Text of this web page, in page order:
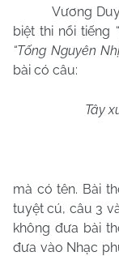
Vương
biệt thi nổi tiếng
“Tống Nguyên
bài có câu:
Tây
mà có tên. Bài
tuyệt cú, câu 3
không đưa bài
đưa vào Nhạc